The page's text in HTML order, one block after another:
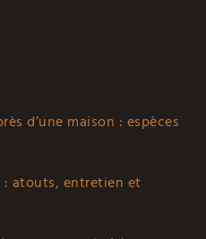
d’une maison : espèces
: atouts, entretien et